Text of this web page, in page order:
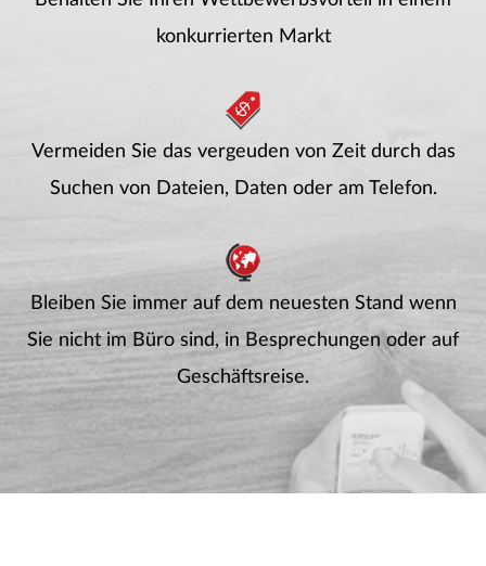
konkurrierten Markt
Vermeiden Sie das vergeuden von Zeit durch das
Suchen von Dateien, Daten oder am Telefon.
Bleiben Sie immer auf dem neuesten Stand wenn
Sie nicht im Büro sind, in Besprechungen oder auf
Geschäftsreise.